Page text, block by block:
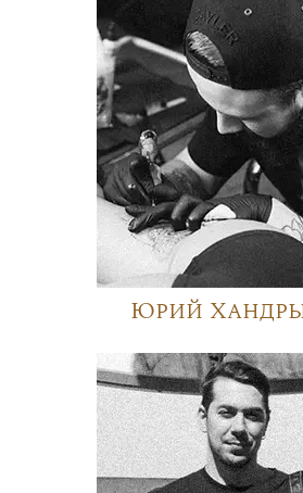
Юрий